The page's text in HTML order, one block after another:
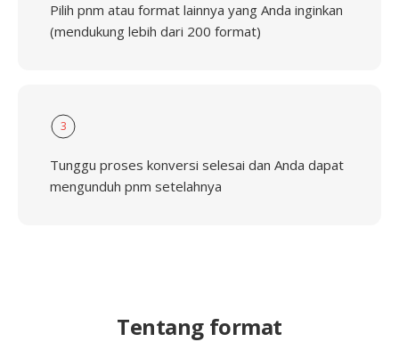
Pilih pnm atau format lainnya yang Anda inginkan
(mendukung lebih dari 200 format)
3
Tunggu proses konversi selesai dan Anda dapat
mengunduh pnm setelahnya
Tentang format